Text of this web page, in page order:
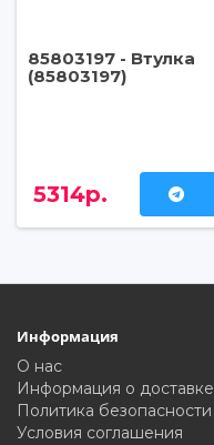
85803197 - Втулка
(85803197)
5314р.
Информация
О нас
Информация о доставке
Политика безопасности
Условия соглашения